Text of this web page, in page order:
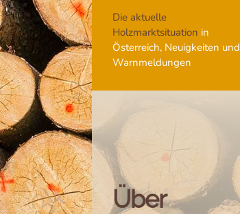
Die aktuelle
Holzmarktsituation in
Österreich, Neuigkeiten und
Warnmeldungen
Über